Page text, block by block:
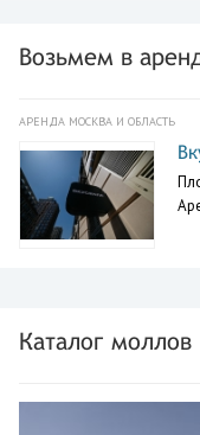
Возьмем в
АРЕНДА МОСКВА И ОБЛАСТЬ
Каталог моллов